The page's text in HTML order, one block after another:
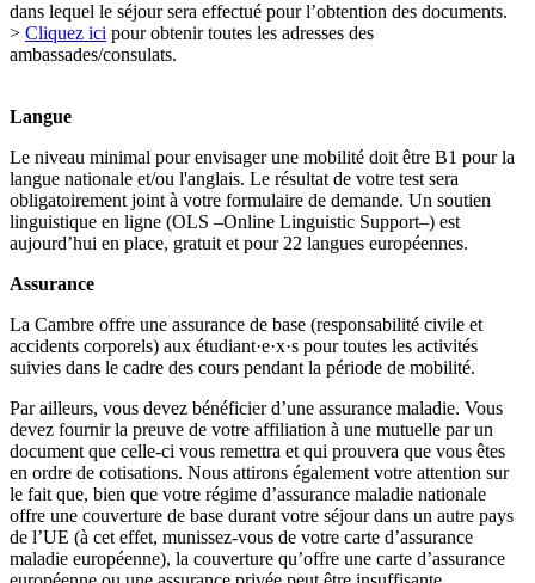
dans lequel le séjour sera effectué pour l’obtention des documents.
> Cliquez ici pour obtenir toutes les adresses des
ambassades/consulats.
Langue
Le niveau minimal pour envisager une mobilité doit être B1 pour la
langue nationale et/ou l'anglais. Le résultat de votre test sera
obligatoirement joint à votre formulaire de demande. Un soutien
linguistique en ligne (OLS –Online Linguistic Support–) est
aujourd’hui en place, gratuit et pour 22 langues européennes.
Assurance
La Cambre offre une assurance de base (responsabilité civile et
accidents corporels) aux étudiant·e·x·s pour toutes les activités
suivies dans le cadre des cours pendant la période de mobilité.
Par ailleurs, vous devez bénéficier d’une assurance maladie. Vous
devez fournir la preuve de votre affiliation à une mutuelle par un
document que celle-ci vous remettra et qui prouvera que vous êtes
en ordre de cotisations. Nous attirons également votre attention sur
le fait que, bien que votre régime d’assurance maladie nationale
offre une couverture de base durant votre séjour dans un autre pays
de l’UE (à cet effet, munissez-vous de votre carte d’assurance
maladie européenne), la couverture qu’offre une carte d’assurance